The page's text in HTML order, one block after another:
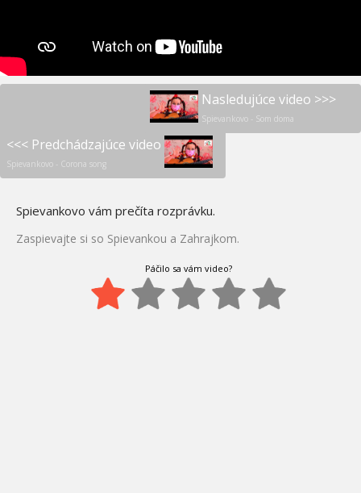
Nasledujúce video >>>
Spievankovo - Som doma
<<< Predchádzajúce video
Spievankovo - Corona song
Spievankovo vám prečíta rozprávku.
Zaspievajte si so Spievankou a Zahrajkom.
Páčilo sa vám video?